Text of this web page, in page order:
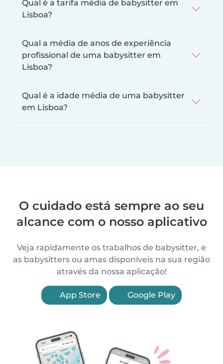
Qual é a tarifa média de babysitter em
Lisboa?
Qual a média de anos de experiência
profissional de uma babysitter em
Lisboa?
Qual é a idade média de uma babysitter
em Lisboa?
O cuidado está sempre ao seu
alcance com o nosso aplicativo
Veja rapidamente os trabalhos de babysitter, e
as babysitters ou amas disponíveis na sua região
através da nossa aplicação!
App Store Google Play